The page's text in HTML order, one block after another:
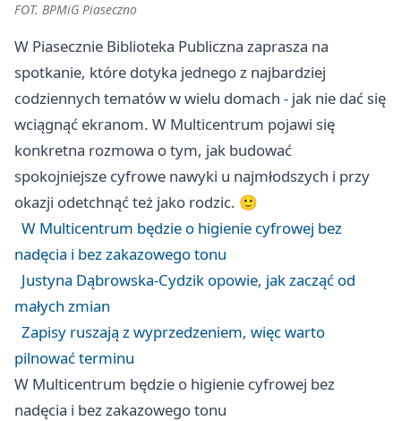
FOT. BPMiG Piaseczno
W Piasecznie Biblioteka Publiczna zaprasza na
spotkanie, które dotyka jednego z najbardziej
codziennych tematów w wielu domach - jak nie dać się
wciągnąć ekranom. W Multicentrum pojawi się
konkretna rozmowa o tym, jak budować
spokojniejsze cyfrowe nawyki u najmłodszych i przy
okazji odetchnąć też jako rodzic. 🙂
W Multicentrum będzie o higienie cyfrowej bez
nadęcia i bez zakazowego tonu
Justyna Dąbrowska-Cydzik opowie, jak zacząć od
małych zmian
Zapisy ruszają z wyprzedzeniem, więc warto
pilnować terminu
W Multicentrum będzie o higienie cyfrowej bez
nadęcia i bez zakazowego tonu